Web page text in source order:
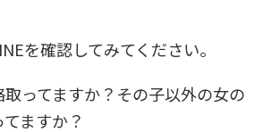
を確認してみてください。
ってますか？その子以外の女の
ますか？